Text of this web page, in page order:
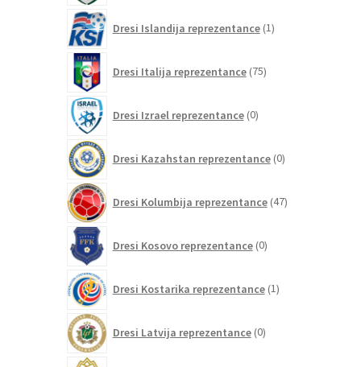
Dresi Islandija reprezentance 1izdelek
Dresi Italija reprezentance 75izdelkov
Dresi Izrael reprezentance 0izdelkov
Dresi Kazahstan reprezentance 0izdelkov
Dresi Kolumbija reprezentance 47izdelkov
Dresi Kosovo reprezentance 0izdelkov
Dresi Kostarika reprezentance 1izdelek
Dresi Latvija reprezentance 0izdelkov